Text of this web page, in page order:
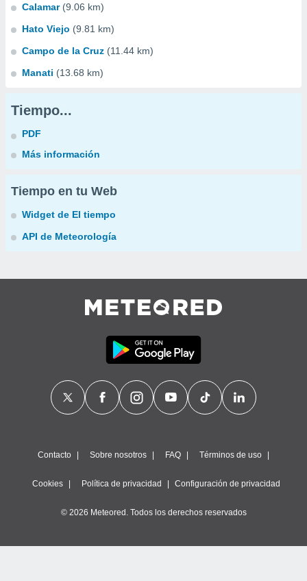
Calamar (9.06 km)
Hato Viejo (9.81 km)
Campo de la Cruz (11.44 km)
Manati (13.68 km)
Tiempo...
PDF
Más información
Tiempo en tu Web
Widget de El tiempo
API de Meteorología
Contacto Sobre nosotros FAQ Términos de uso
Cookies Política de privacidad Configuración de privacidad
© 2026 Meteored. Todos los derechos reservados